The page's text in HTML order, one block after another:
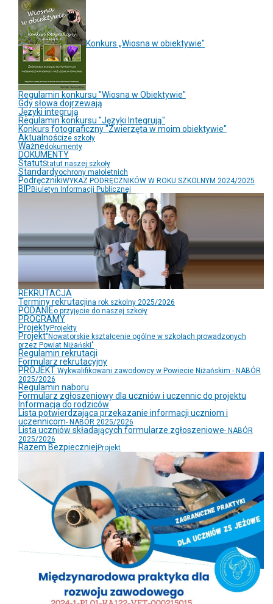
Konkurs „Wiosna w obiektywie"
Regulamin konkursu "Wiosna w Obiektywie"
Gdy słowa dojrzewają
Języki integrują
Regulamin konkursu "Języki Integrują"
Konkurs fotograficzny "Zwierzęta w moim obiektywie"
Aktualnościze szkoły
Ważnedokumenty
DOKUMENTY
StatutStatut naszej szkoły
Standardyochrony małoletnich
PodręcznikiWYKAZ PODRĘCZNIKÓW W ROKU SZKOLNYM 2024/2025
BIPBiuletyn Informacji Publicznej
REKRUTACJA
Terminy rekrutacjina rok szkolny 2025/2026
PODANIEo przyjęcie do naszej szkoły
PROGRAMY
ProjektyProjekty
Projekt"Nowatorskie kształcenie ogólne w szkołach prowadzonych
przez Powiat Niżański"
Regulamin rekrutacji
Formularz rekrutacyjny
PROJEKT Wykwalifikowani zawodowcy w Powiecie Niżańskim - NABÓR
2025/2026
Regulamin naboru
Formularz zgłoszeniowy dla uczniów i uczennic do projektu
Informacja do rodziców
Lista potwierdzająca przekazanie informacji uczniom i
uczennicom- NABÓR 2025/2026
Lista uczniów składających formularze zgłoszeniowe- NABÓR
2025/2026
Razem Bezpieczniej Projekt